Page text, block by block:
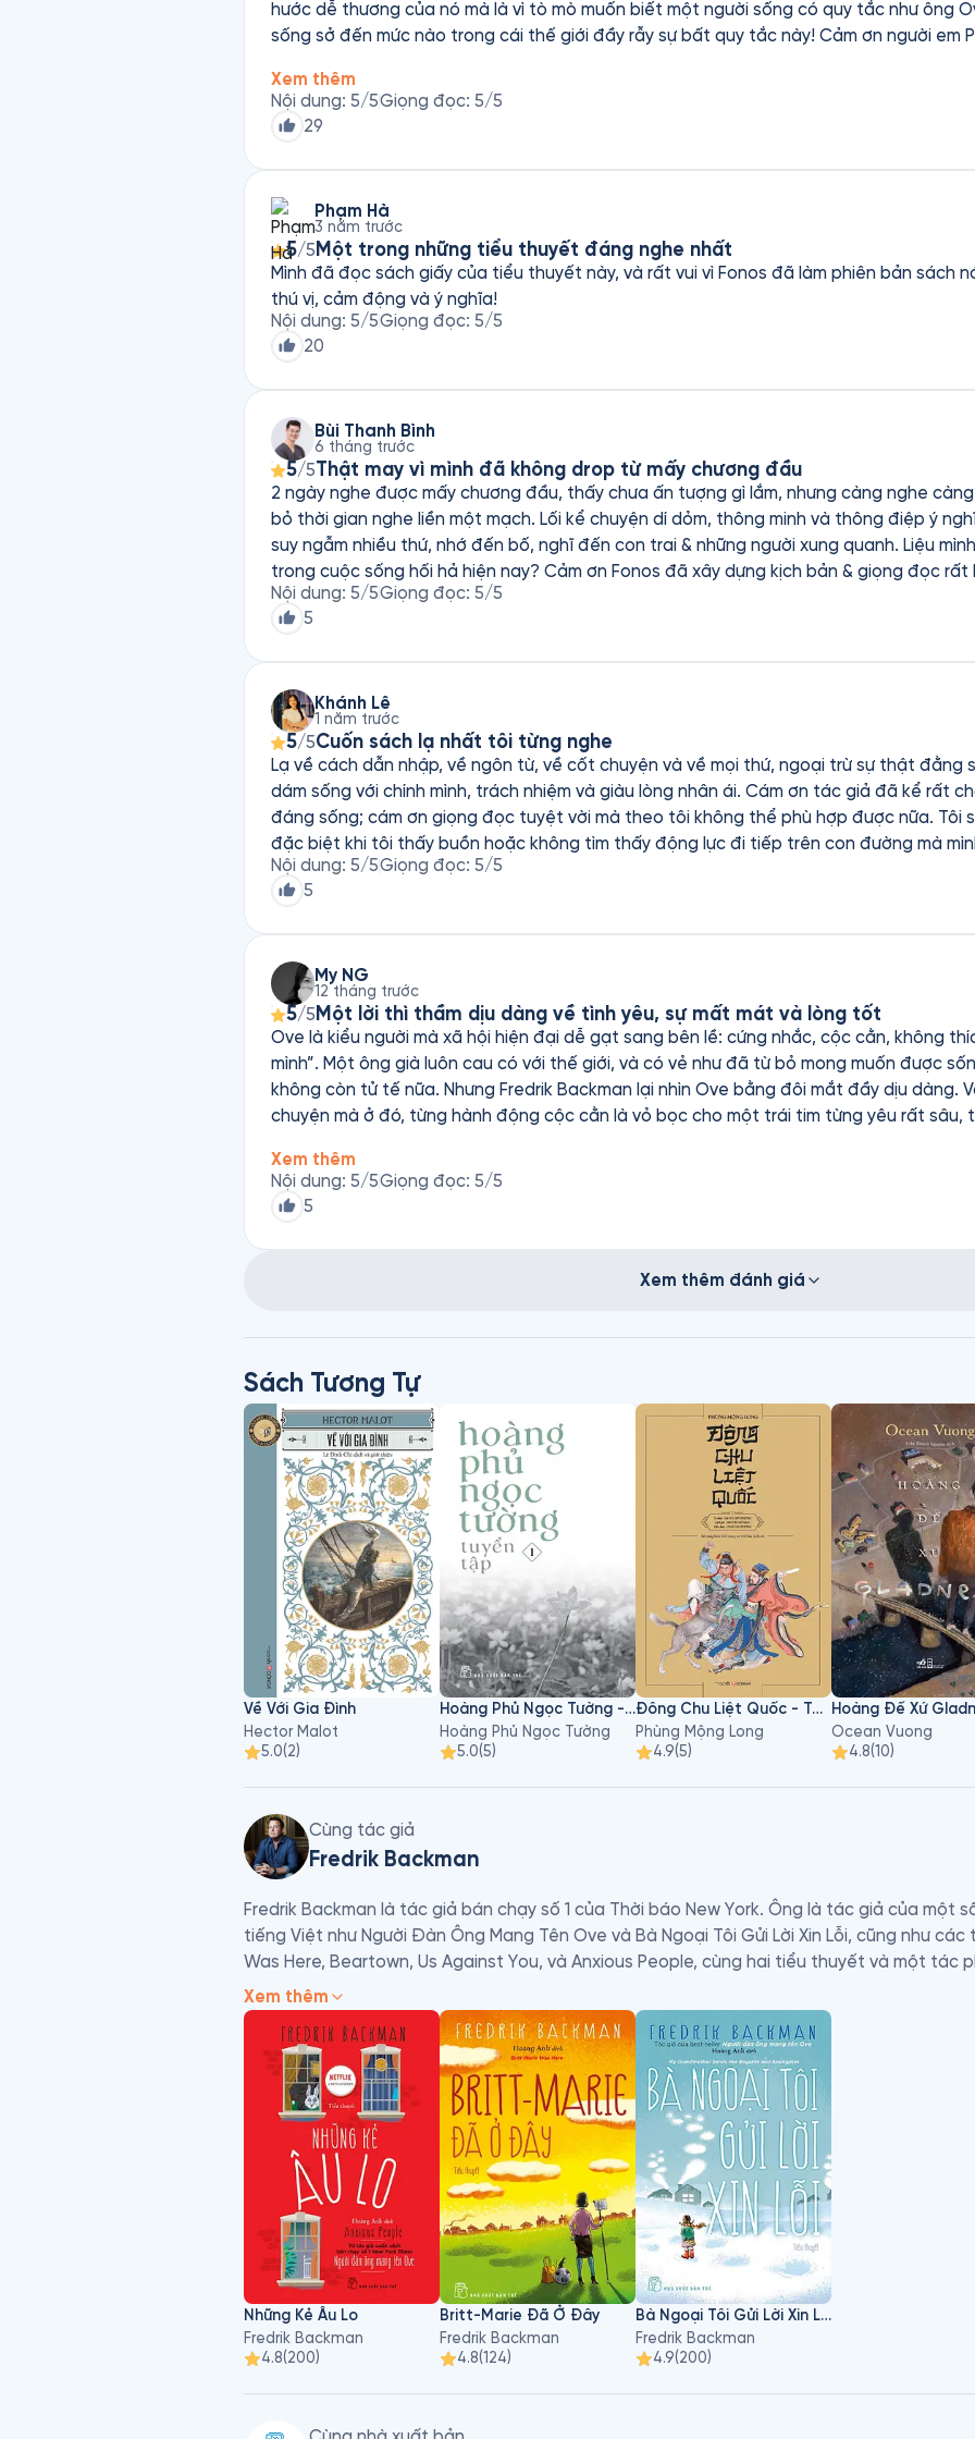
hước dễ thương của nó mà là vì tò mò muốn biết một người sống có quy tắc như ông
sống sở đến mức nào trong cái thế giới đầy rẫy sự bất quy tắc này! Cảm ơn người em Phạm Hà đã giới thiệu một
thoại ở bất kỳ nơi đâu!
Xem thêm
Nội dung: 5/5Giọng đọc: 5/5
29
Phạm Hà
3 năm trước
5/5 Một trong những tiểu thuyết đáng nghe nhất
Mình đã đọc sách giấy của tiểu thuyết này, và rất vui vì Fonos đã làm phiên bản sách
thú vị, cảm động và ý nghĩa!
Nội dung: 5/5Giọng đọc: 5/5
20
Bùi Thanh Bình
6 tháng trước
5/5Thật may vì mình đã không drop từ mấy chương đầu
2 ngày nghe được mấy chương đầu, thấy chưa ấn tượng gì lắm, nhưng càng nghe
bỏ thời gian nghe liền một mạch. Lối kể chuyện dí dỏm, thông minh và thông điệp ý
suy ngẫm nhiều thứ, nhớ đến bố, nghĩ đến con trai & những người xung quanh. Liệu
trong cuộc sống hối hả hiện nay? Cảm ơn Fonos đã xây dựng kịch bản &
Nội dung: 5/5Giọng đọc: 5/5
5
Khánh Lê
1 năm trước
5/5Cuốn sách lạ nhất tôi từng nghe
Lạ về cách dẫn nhập, về ngôn từ, về cốt chuyện và về mọi thứ, ngoại trừ sự thật đằng
dám sống với chính mình, trách nhiệm và giàu lòng nhân ái. Cám ơn tác giả đã kể rất chân thật về một cuộc đời
đáng sống; cám ơn giọng đọc tuyệt vời mà theo tôi không thể phù hợp được nữa. Tôi
đặc biệt khi tôi thấy buồn hoặc không tìm thấy động lực đi tiếp trên con đường mà
Nội dung: 5/5Giọng đọc: 5/5
5
My NG
12 tháng trước
5/5 Một lời thì thầm dịu dàng về tình yêu, sự mất mát và lòng tốt
Ove là kiểu người mà xã hội hiện đại dễ gạt sang bên lề: cứng nhắc, cộc cằn, không
mình”. Một ông già luôn cau có với thế giới, và có vẻ như đã từ bỏ mong muốn được
không còn tử tế nữa. Nhưng Fredrik Backman lại nhìn Ove bằng đôi mắt đầy dịu dàng.
chuyện mà ở đó, từng hành động cộc cằn là vỏ bọc cho một trái tim từng yêu rất sâu,
đàn ông đã từng có tất cả — rồi mất đi — và đang cố tìm một lý do nhỏ xíu để tiếp tục
do ấy lại đến từ những điều đời thường nhất: một người hàng xóm bướng bỉnh, một
phiền toái, một cuộc gọi không ngờ tới. Cuốn sách không đánh vào nước mắt, mà
những khoảng lặng. Bằng sự tử tế len lỏi nơi ta không ngờ. Và bằng niềm tin rằng: dù
mát, con người ta vẫn có thể học cách yêu lại, theo cách rất riêng. Một cuốn sách viết
Xem thêm
Nội dung: 5/5Giọng đọc: 5/5
5
Xem thêm đánh giá
Sách Tương Tự
Về Với Gia Đình
Hector Malot
5.0(2)
Hoàng Phủ Ngọc Tường - Tập 1
Hoàng Phủ Ngọc Tường
5.0(5)
Đông Chu Liệt Quốc - Tập 3
Phùng Mộng Long
4.9(5)
Hoàng Đế Xứ
Ocean Vuong
4.8(10)
Cùng tác giả
Fredrik Backman
Fredrik Backman là tác giả bán chạy số 1 của Thời báo New York. Ông là tác giả của một
tiếng Việt như Người Đàn Ông Mang Tên Ove và Bà Ngoại Tôi Gửi Lời Xin Lỗi, cũng như
Was Here, Beartown, Us Against You, và Anxious People, cùng hai tiểu thuyết và một tác
được xuất bản ở hơn bốn mươi quốc gia. Anh ấy sống ở Stockholm, Thụy Điển, với vợ và hai
Xem thêm
Những Kẻ Âu Lo
Fredrik Backman
4.8(200)
Britt-Marie Đã Ở Đây
Fredrik Backman
4.8(124)
Bà Ngoại Tôi Gửi Lời Xin Lỗi
Fredrik Backman
4.9(200)